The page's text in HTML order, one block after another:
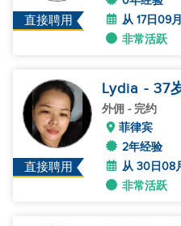
直接聘用
从 17日09
非常活跃
直接聘用
Lydia - 37
外佣 - 完约
菲律宾
2年经验
从 30日08
非常活跃